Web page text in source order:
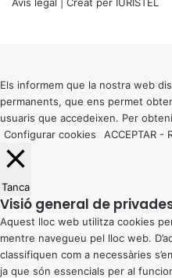
button
Els informem que la nostra web
permanents, que ens permet
usuaris que accedeixen. Per
Configurar cookies
ACCEPTAR -
Tanca
Visió general de
Aquest lloc web utilitza cookies
mentre navegueu pel lloc web.
classifiquen com a necessàries
ja que són essencials per al